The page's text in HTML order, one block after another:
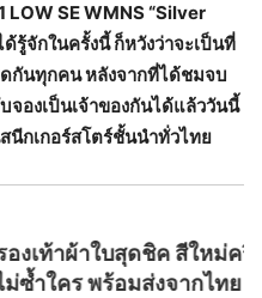
LOW SE WMNS “Silver
รู้จักในครั้งนี้ ก็หวังว่าจะเป็นที่
ดกันทุกคน หลังจากที่ได้ชมจบ
จองเป็นเจ้าของกันได้แล้ววันนี้
นีกเกอร์สโตร์ชั้นนำทั่วไทย
ดชิค สีใหม่ครีมดำ สวย
มส่งจากไทย